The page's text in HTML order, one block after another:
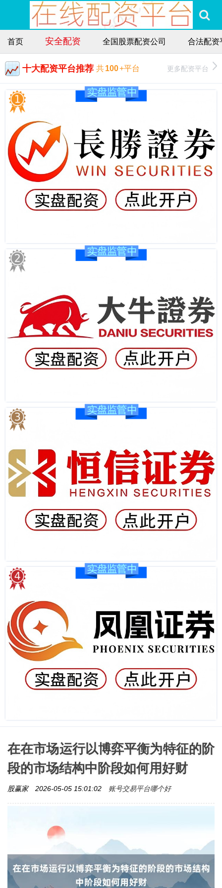
首页 安全配资 全国股票配资公司 合法配资
十大配资平台推荐 共100+平台 更多配资平台
在在市场运行以博弈平衡为特征的阶
段的市场结构中阶段如何用好财
股赢家 2026-05-05 15:01:02 账号交易平台哪个好